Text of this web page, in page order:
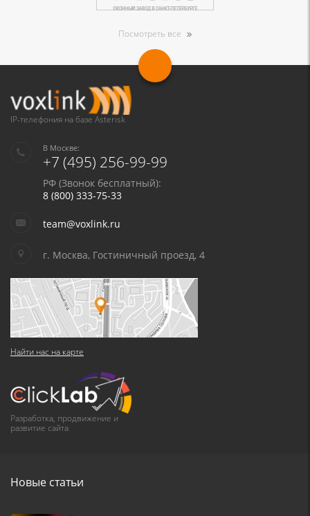
Посмотреть все
IP-телефония на базе Asterisk
В Москве:
+7 (495) 256-99-99
РФ (Звонок бесплатный):
8 (800) 333-75-33
team@voxlink.ru
г. Москва, Гостиничный проезд, 4
Найти нас на карте
Разработка, продвижение и
развитие сайта
Новые статьи